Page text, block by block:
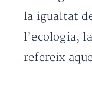
la igualtat
l’ecologia,
refereix